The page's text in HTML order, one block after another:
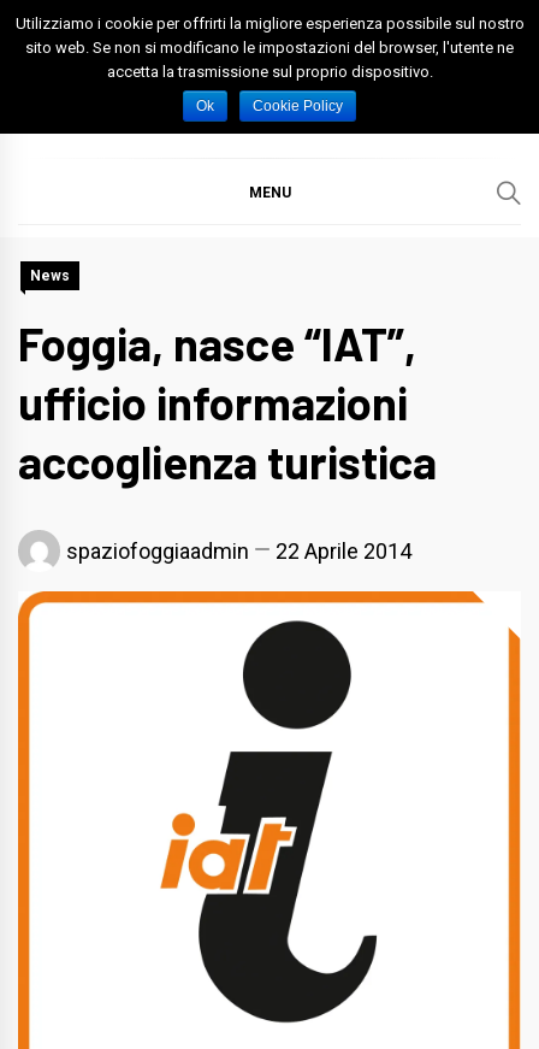
Skip
Spazio Foggia
Foggia News Calcio Eventi e Attività nella Capitanata
MENU
News
Foggia, nasce “IAT”,
ufficio informazioni
accoglienza turistica
spaziofoggiaadmin 22 Aprile 2014
Utilizziamo i cookie per offrirti la migliore esperienza possibile sul nostro
sito web. Se non si modificano le impostazioni del browser, l'utente ne
accetta la trasmissione sul proprio dispositivo.
Ok Cookie Policy